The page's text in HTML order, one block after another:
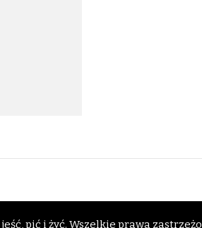
pić i żyć. Wszelkie prawa